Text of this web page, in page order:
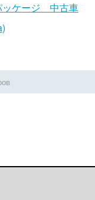
ケージ 中古車